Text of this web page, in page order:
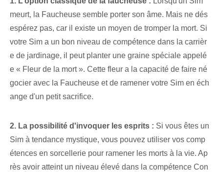
meurt, la Faucheuse semble porter son âme. Mais ne dés
espérez pas, car il existe un moyen de tromper la mort. Si
votre Sim a un bon niveau de compétence dans la carrièr
e de jardinage, il peut planter une graine spéciale appelé
e « Fleur de la mort ». Cette fleur a la capacité de faire né
gocier avec la Faucheuse et de ramener votre Sim en éch
ange d'un petit sacrifice.
2. La possibilité d'invoquer les esprits : Si vous êtes un
Sim à tendance mystique, vous pouvez utiliser vos comp
étences en sorcellerie pour ramener les morts à la vie. Ap
rès avoir atteint un niveau élevé dans la compétence Con